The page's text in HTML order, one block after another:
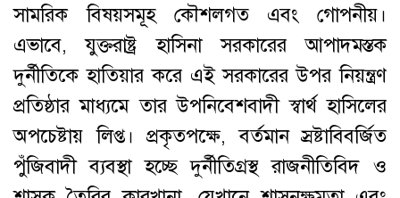
সামরিক বিষয়সমূহ কৌশলগত এবং গোপনীয়।
এভাবে, যুক্তরাষ্ট্র হাসিনা সরকারের আপাদমস্তক
দুর্নীতিকে হাতিয়ার করে এই সরকারের উপর নিয়ন্ত্রণ
প্রতিষ্ঠার মাধ্যমে তার উপনিবেশবাদী স্বার্থ হাসিলের
অপচেষ্টায় লিপ্ত। প্রকৃতপক্ষে, বর্তমান স্রষ্টাবিবর্জিত
পুঁজিবাদী ব্যবস্থা হচ্ছে দুর্নীতিগ্রস্থ রাজনীতিবিদ ও